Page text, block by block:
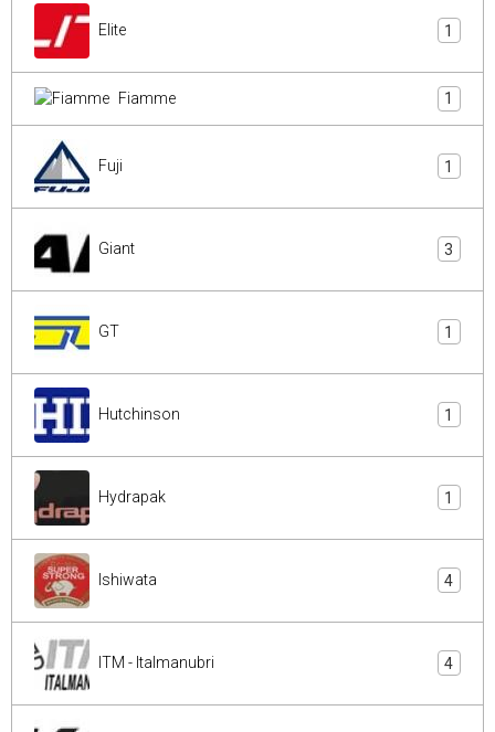
Elite 1
Fiamme 1
Fuji 1
Giant 3
GT 1
Hutchinson 1
Hydrapak 1
Ishiwata 4
ITM - Italmanubri 4